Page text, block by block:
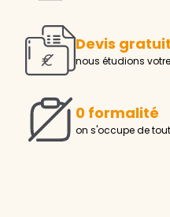
Devis
nous étudions
0 formalité
on s'occupe de